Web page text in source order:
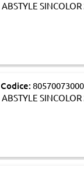
ABSTYLE
Codice:
ABSTYLE